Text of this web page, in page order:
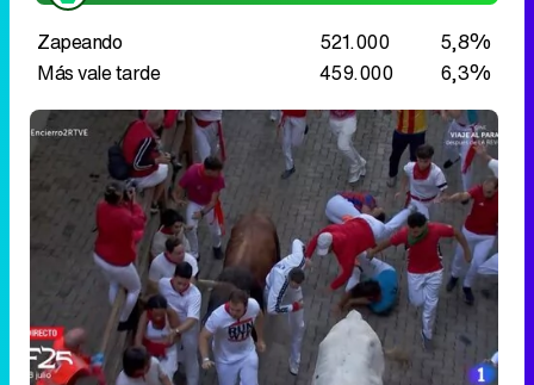
La segunda jornada de encierros de San Fermín anota un
45,5%
Mañana